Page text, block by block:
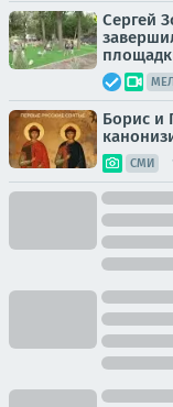
Сергей
Борис и
СМИ